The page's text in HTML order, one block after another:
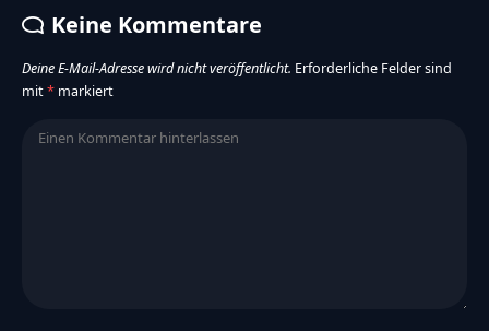
Keine Kommentare
Deine E-Mail-Adresse wird nicht veröffentlicht. Erforderliche Felder sind
mit* markiert